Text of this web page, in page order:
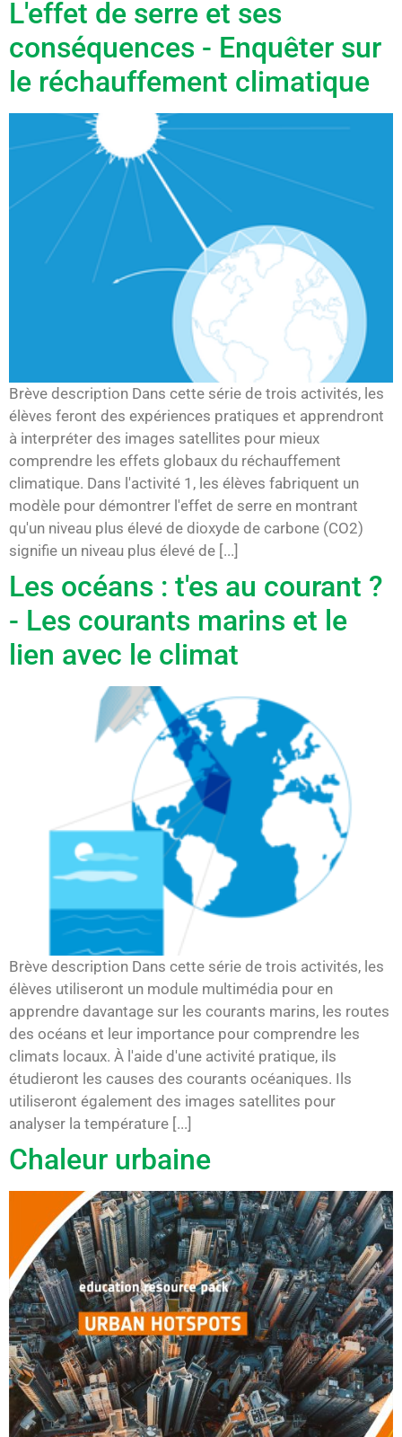
L'effet de serre et ses
conséquences - Enquêter sur
le réchauffement climatique
Brève description Dans cette série de trois activités, les
élèves feront des expériences pratiques et apprendront
à interpréter des images satellites pour mieux
comprendre les effets globaux du réchauffement
climatique. Dans l'activité 1, les élèves fabriquent un
modèle pour démontrer l'effet de serre en montrant
qu'un niveau plus élevé de dioxyde de carbone (CO2)
signifie un niveau plus élevé de [...]
Les océans : t'es au courant ?
- Les courants marins et le
lien avec le climat
Brève description Dans cette série de trois activités, les
élèves utiliseront un module multimédia pour en
apprendre davantage sur les courants marins, les routes
des océans et leur importance pour comprendre les
climats locaux. À l'aide d'une activité pratique, ils
étudieront les causes des courants océaniques. Ils
utiliseront également des images satellites pour
analyser la température [...]
Chaleur urbaine